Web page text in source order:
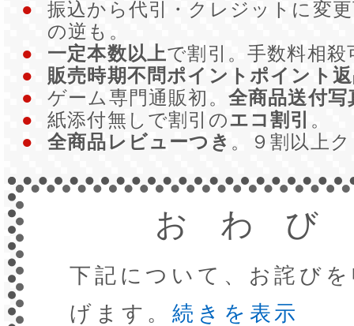
●
振込から代引・クレジットに変
の逆も。
●
一定本数以上で割引。手数料相
●
販売時期不問ポイントポイント
●
ゲーム専門通販初。 全商品送付写
●
紙添付無しで割引のエコ割引 。
●
全商品レビューつき 。９割以上
おわび
下記について、お詫び
げます。続きを表示